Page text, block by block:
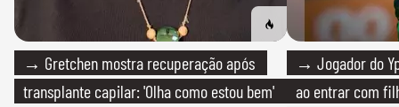
→ Gretchen mostra recuperação após
transplante capilar: 'Olha como estou bem'
→ Jogador do
ao entrar com